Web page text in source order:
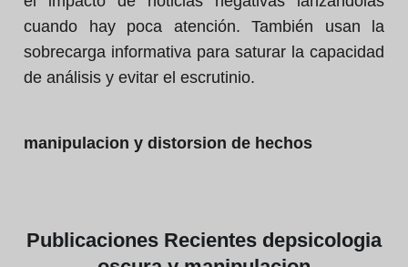
cuando hay poca atención. También usan la
sobrecarga informativa para saturar la capacidad
de análisis y evitar el escrutinio.
manipulacion y distorsion de hechos
Publicaciones Recientes depsicologia